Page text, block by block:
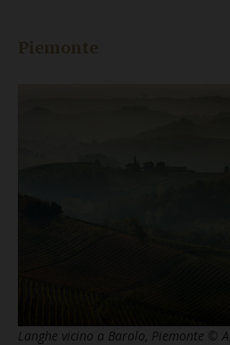
Langhe vicino a Barolo, Piemonte ©